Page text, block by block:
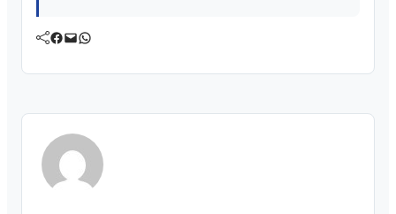
Facebook Mail WhatsApp